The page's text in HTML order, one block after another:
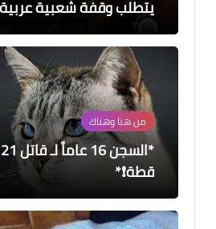
قطة❗*
من هنا وهناك
*في النبطية ... سوري يضرب
أشهر❗*